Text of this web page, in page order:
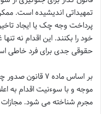
تمهیداتی اندیشیده است.
پرداخت وجه چک یا ایجاد
خود را بکنند. این اقدام نه
حقوقی جدی برای فرد خاطی
بر اساس ماده ۷
موجه و با سوءنیت اقدام به
مجرم شناخته می شود. مجازات